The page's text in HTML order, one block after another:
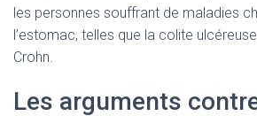
les personnes souffrant de maladies
l’estomac, telles que la colite
Crohn.
Les arguments